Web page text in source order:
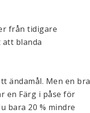
från tidigare
blanda
ändamål. Men en bra
en Färg i påse för
bara 20 % mindre